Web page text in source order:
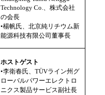
Technology Co.、株式会社
の会長
•楊帆氏、北京純リチウム新
能源科技有限公司董事長
ホストゲスト
•李衛春氏、TÜVライン州グ
ローバルパワーエレクトロ
ニクス製品サービス副社長